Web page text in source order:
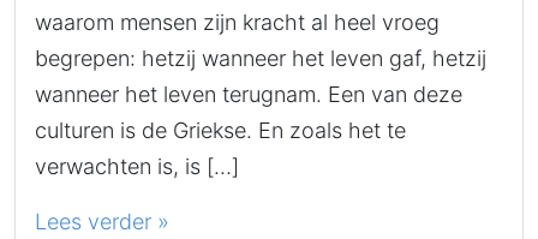
waarom mensen zijn kracht al heel vroeg
begrepen: hetzij wanneer het leven gaf, hetzij
wanneer het leven terugnam. Een van deze
culturen is de Griekse. En zoals het te
verwachten is, is […]
Lees verder »